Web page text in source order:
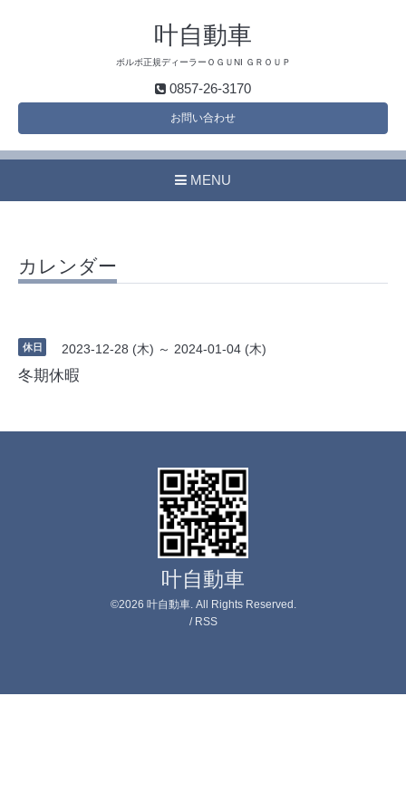
叶自動車
ボルボ正規ディーラーＯＧＵNI ＧＲＯＵＰ
0857-26-3170
お問い合わせ
MENU
カレンダー
休日 2023-12-28 (木) ～ 2024-01-04 (木)
冬期休暇
叶自動車
©2026 叶自動車. All Rights Reserved.
/ RSS